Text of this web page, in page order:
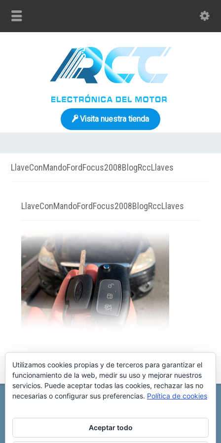
Visita nuestra tienda
LlaveConMandoFordFocus2008BlogRccLlaves
LlaveConMandoFordFocus2008BlogRccLlaves
REPARACIÓN CENTRALITA DE COCHE
C/ Virgen del pilar, 6 ,
Copyright © 2025 Reparación Centralita De Coche
Utilizamos cookies propias y de terceros para garantizar el
funcionamiento de la web, medir su uso y mejorar nuestros
servicios. Puede aceptar todas las cookies, rechazar las no
necesarias o configurar sus preferencias. Política de cookies
Aceptar todo